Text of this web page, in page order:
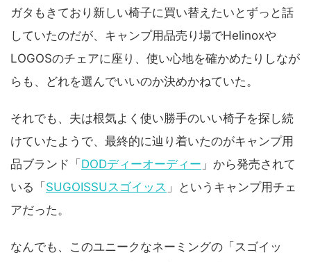
ガタもきており新しい椅子に買い替えたいとずっと話
していたのだが、キャンプ用品売り場でHelinoxや
LOGOSのチェアに座り、使い心地を確かめたりしなが
らも、どれを選んでいいのか決めかねていた。
それでも、夫は根気よく使い勝手のいい椅子を探し続
けていたようで、最終的に辿り着いたのがキャンプ用
品ブランド「 DODディーオーディー 」から発売されて
いる「 SUGOISSUスゴイッス 」というキャンプ用チェ
アだった。
なんでも、このユニークなネーミングの「スゴイッ